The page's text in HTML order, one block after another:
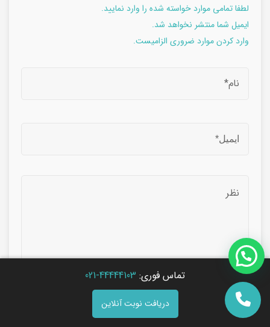
لطفا تمامی موارد خواسته شده را وارد نمایید.
ایمیل شما منتشر نخواهد شد.
وارد کردن موارد ضروری الزامیست.
تماس فوری: 44444103-021
دریافت نوبت آنلاین